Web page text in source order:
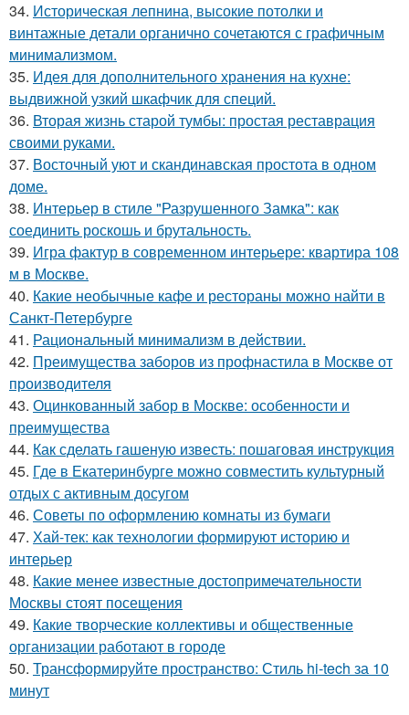
34. Историческая лепнина, высокие потолки и
винтажные детали органично сочетаются с графичным
минимализмом.
35. Идея для дополнительного хранения на кухне:
выдвижной узкий шкафчик для специй.
36. Вторая жизнь старой тумбы: простая реставрация
своими руками.
37. Восточный уют и скандинавская простота в одном
доме.
38. Интерьер в стиле "Разрушенного Замка": как
соединить роскошь и брутальность.
39. Игра фактур в современном интерьере: квартира 108
м в Москве.
40. Какие необычные кафе и рестораны можно найти в
Санкт-Петербурге
41. Рациональный минимализм в действии.
42. Преимущества заборов из профнастила в Москве от
производителя
43. Оцинкованный забор в Москве: особенности и
преимущества
44. Как сделать гашеную известь: пошаговая инструкция
45. Где в Екатеринбурге можно совместить культурный
отдых с активным досугом
46. Советы по оформлению комнаты из бумаги
47. Хай-тек: как технологии формируют историю и
интерьер
48. Какие менее известные достопримечательности
Москвы стоят посещения
49. Какие творческие коллективы и общественные
организации работают в городе
50. Трансформируйте пространство: Стиль hi-tech за 10
минут